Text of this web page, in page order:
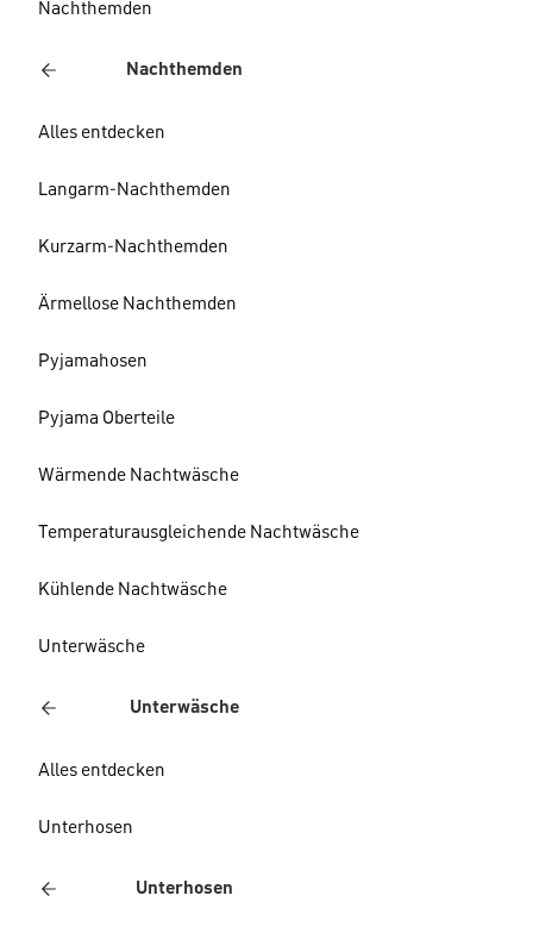
Nachthemden
Nachthemden
Alles entdecken
Langarm-Nachthemden
Kurzarm-Nachthemden
Ärmellose Nachthemden
Pyjamahosen
Pyjama Oberteile
Wärmende Nachtwäsche
Temperaturausgleichende Nachtwäsche
Kühlende Nachtwäsche
Unterwäsche
Unterwäsche
Alles entdecken
Unterhosen
Unterhosen